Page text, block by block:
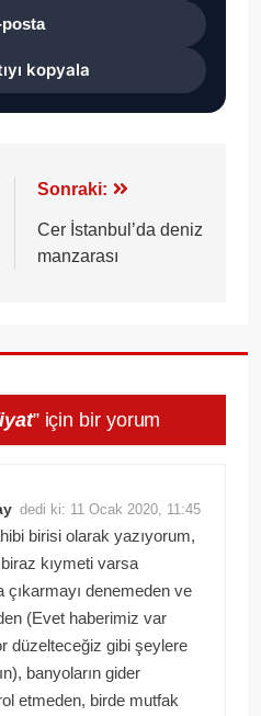
posta
kopyala
Sonraki:
Cer İstanbul’da deniz
manzarası
” için bir yorum
dedi ki: 11 Ocak 2020, 11:45
birisi olarak yazıyorum,
biraz kıymeti varsa
çıkarmayı denemeden ve
(Evet haberimiz var
düzelteceğiz gibi şeylere
banyoların gider
etmeden, birde mutfak